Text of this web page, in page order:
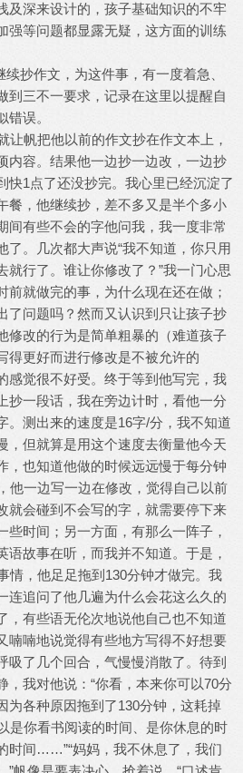
及深来设计的，孩子基础知识的不牢
强等问题都显露无疑，这方面的训练
抄作文，为这件事，有一度着急、
到三不一要求，记录在这里以提醒自
错误。
让帆把他以前的作文抄在作文本上，
内容。结果他一边抄一边改，一边抄
快1点了还没抄完。我心里已经沉淀了
餐，他继续抄，差不多又是半个多小
间有些不会的字他问我，我一度非常
了。几次都大声说“我不知道，你只用
就行了。谁让你修改了？”我一门心思
前就做完的事，为什么现在还在做；
了问题吗？然而又认识到只让孩子抄
修改的行为是简单粗暴的（难道孩子
得更好而进行修改是不被允许的
感觉很不好受。终于等到他写完，我
抄一段话，我在旁边计时，看他一分
。测出来的速度是16字/分，我不知道
，但就算是用这个速度去衡量他今天
，也知道他做的时候远远慢于每分钟
他一边写一边在修改，觉得自己以前
就会碰到不会写的字，就需要停下来
些时间；另一方面，有那么一阵子，
语故事在听，而我并不知道。于是，
情，他足足拖到130分钟才做完。我
连追问了他几遍为什么会花这么久的
，有些语无伦次地说他自己也不知道
喃喃地说觉得有些地方写得不好想要
吸了几个回合，气慢慢消散了。待到
，我对他说：“你看，本来你可以70分
为各种原因拖到了130分钟，这耗掉
是你看书阅读的时间、是你休息的时
时间……”“妈妈，我不休息了，我们